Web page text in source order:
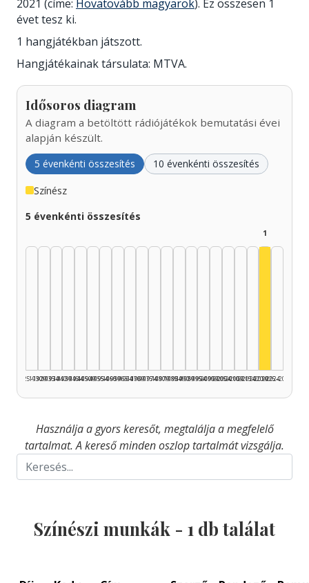
2021 (címe: Hovatovább magyarok). Ez összesen 1
évet tesz ki.
1 hangjátékban játszott.
Hangjátékainak társulata: MTVA.
Idősoros diagram
A diagram a betöltött rádiójátékok bemutatási évei
alapján készült.
5 évenkénti összesítés 10 évenkénti összesítés
Színész
5 évenkénti összesítés
1925–1929
1930–1934
1935–1939
1940–1944
1945–1949
1950–1954
1955–1959
1960–1964
1965–1969
1970–1974
1975–1979
1980–1984
1985–1989
1990–1994
1995–1999
2000–2004
2005–2009
2010–2014
2015–2019
1
2020–2024
2025–2026
Használja a gyors keresőt, megtalálja a megfelelő
tartalmat. A kereső minden oszlop tartalmát vizsgálja.
Színészi munkák - 1 db találat